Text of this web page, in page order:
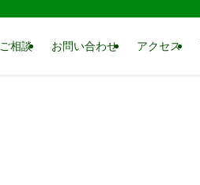
ご相談 お問い合わせ アクセス